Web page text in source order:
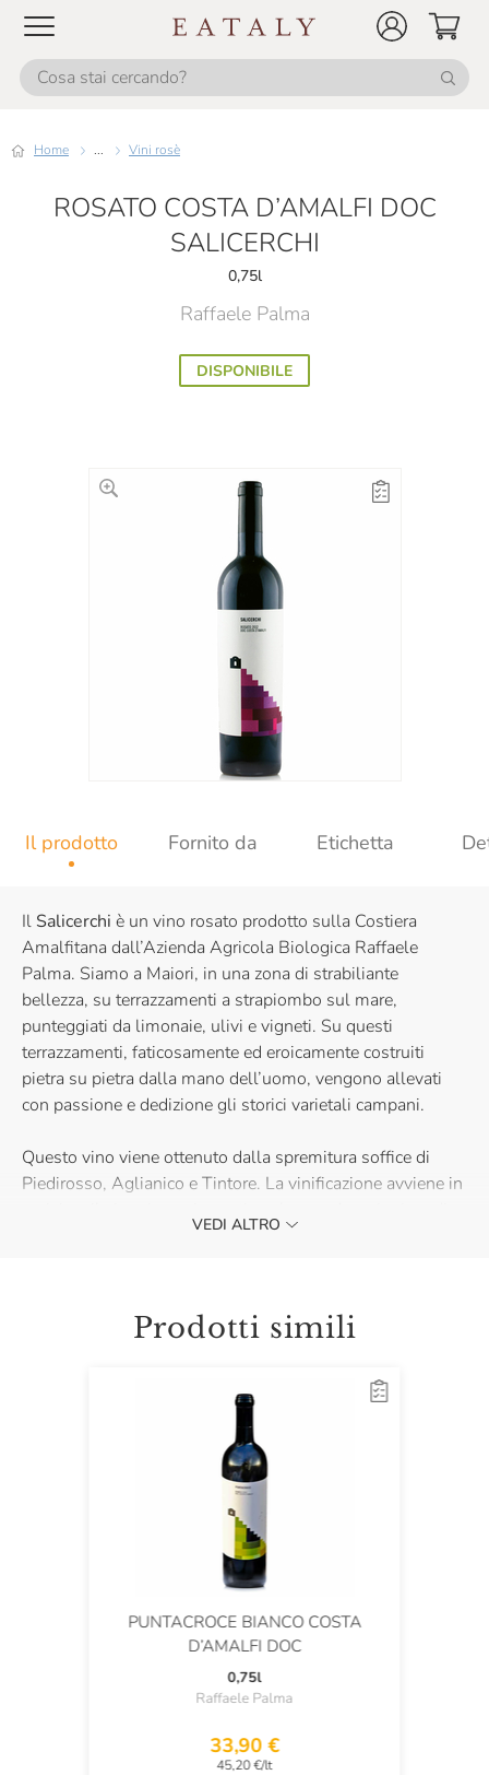
Home ... Vini rosè
ROSATO COSTA D’AMALFI DOC
SALICERCHI
0,75l
Raffaele Palma
DISPONIBILE
Il prodotto Fornito da Etichetta
Il Salicerchi è un vino rosato prodotto sulla Costiera
Amalfitana dall’Azienda Agricola Biologica Raffaele
Palma. Siamo a Maiori, in una zona di strabiliante
bellezza, su terrazzamenti a strapiombo sul mare,
punteggiati da limonaie, ulivi e vigneti. Su questi
terrazzamenti, faticosamente ed eroicamente costruiti
pietra su pietra dalla mano dell’uomo, vengono allevati
con passione e dedizione gli storici varietali campani.
Questo vino viene ottenuto dalla spremitura soffice di
Piedirosso, Aglianico e Tintore. La vinificazione avviene in
essere messo in commercio. È un rosato che sa
calice si presenta di un bellissimo rosa cerasuolo brillante,
con riflessi aranciati. Al naso il bouquet è intenso e
melagrana, arancia sanguinella, note floreali di peonia e
succoso, di buon corpo, fresco e sapido, chiude
lunghissimo su note di pompelmo rosa.
Versatile in abbinamento, è perfetto sodale di antipasti di
salumi misti, piatti di pesce, in particolare crostacei. Da
provare con un’orata all’acqua pazza.
VEDI ALTRO
Prodotti simili
PUNTACROCE BIANCO COSTA
D’AMALFI DOC
0,75l
Raffaele Palma
33,90 €
45,20 €/lt